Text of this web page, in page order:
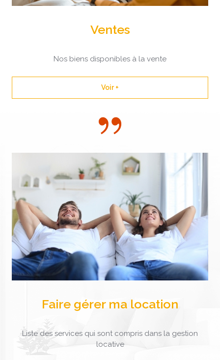
Ventes
Nos biens disponibles à la vente
Voir +
Faire gérer ma location
Liste des services qui sont compris dans la gestion
locative